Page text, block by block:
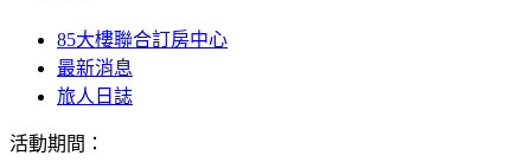
85大樓聯合訂房中心
最新消息
旅人日誌
活動期間：